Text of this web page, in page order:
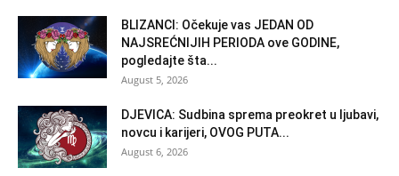
BLIZANCI: Očekuje vas JEDAN OD
NAJSREĆNIJIH PERIODA ove GODINE,
pogledajte šta...
August 5, 2026
DJEVICA: Sudbina sprema preokret u ljubavi,
novcu i karijeri, OVOG PUTA...
August 6, 2026